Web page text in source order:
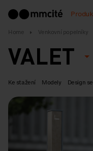
Home Venkovní popelníky
VALET
Ke stažení Modely Design